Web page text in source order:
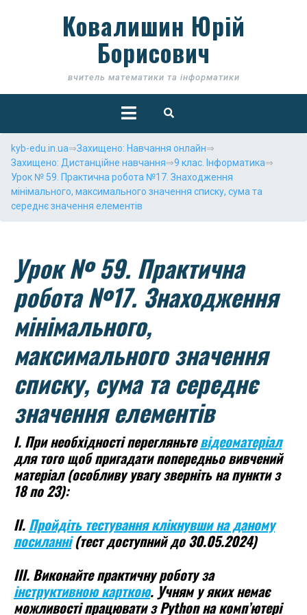
Ковалишин Юрій
Борисович
вчитель математики та інформатики
Open
Button
kyb-edu.in.ua⇒Захищено: Навчання онлайн⇒
Захищено: Дистанційне навчання⇒9 клас. Інформатика⇒
Урок № 59. Практична робота №17. Знаходження
мінімального, максимального значення списку, сума та
середнє значення елементів
Урок № 59. Практична
робота №17. Знаходження
мінімального,
максимального значення
списку, сума та середнє
значення елементів
І. При необхідності перегляньтевідеоматеріал
для того щоб пригадати попередньо вивчений
матеріал (особливу увагу зверніть на пункти з
18 по 23):
ІІ. Пройдіть тестування клікнувши на даному
посиланні(тест доступний до 30.05.2024)
ІІІ. Виконайте практичну роботу за
інструктивною карткою. Учням у яких немає
можливості працювати з Python на комп’ютері